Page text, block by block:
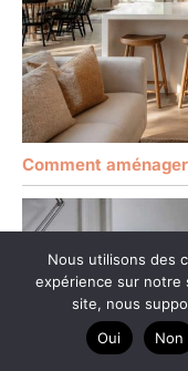
Comment
Nous utilisons des
expérience sur notre
site, nous
Oui
Non